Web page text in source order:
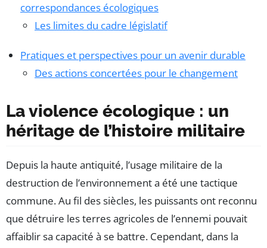
correspondances écologiques
Les limites du cadre législatif
Pratiques et perspectives pour un avenir durable
Des actions concertées pour le changement
La violence écologique : un
héritage de l’histoire militaire
Depuis la haute antiquité, l’usage militaire de la
destruction de l’environnement a été une tactique
commune. Au fil des siècles, les puissants ont reconnu
que détruire les terres agricoles de l’ennemi pouvait
affaiblir sa capacité à se battre. Cependant, dans la